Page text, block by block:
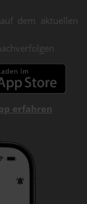
dem aktuellen
erfahren